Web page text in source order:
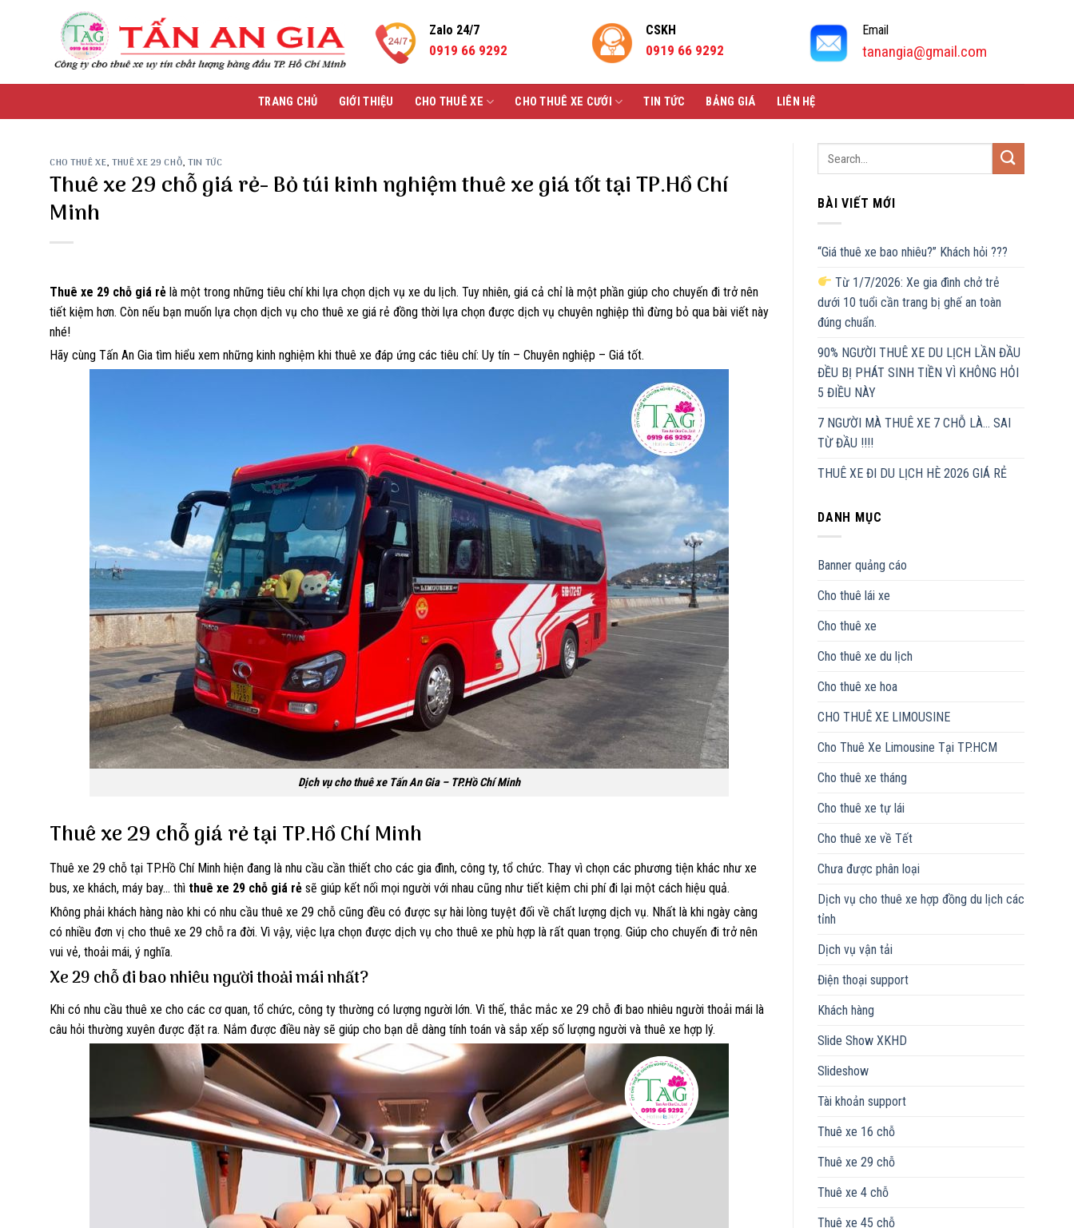
Zalo 24/7
0919 66 9292
CSKH
0919 66 9292
Email
tanangia@gmail.com
TRANG CHỦ GIỚI THIỆU CHO THUÊ XE CHO THUÊ XE CƯỚI TIN TỨC BẢNG GIÁ LIÊN HỆ
CHO THUÊ XE,THUÊ XE 29 CHỖ,TIN TỨC
Thuê xe 29 chỗ giá rẻ- Bỏ túi kinh nghiệm thuê xe giá tốt tại TP.Hồ Chí
Minh
Thuê xe 29 chỗ giá rẻ là một trong những tiêu chí khi lựa chọn dịch vụ xe du lịch. Tuy nhiên, giá cả chỉ là một phần giúp cho chuyến đi trở nên
tiết kiệm hơn. Còn nếu bạn muốn lựa chọn dịch vụ cho thuê xe giá rẻ đồng thời lựa chọn được dịch vụ chuyên nghiệp thì đừng bỏ qua bài viết này
nhé!
Hãy cùng Tấn An Gia tìm hiểu xem những kinh nghiệm khi thuê xe đáp ứng các tiêu chí: Uy tín – Chuyên nghiệp – Giá tốt.
Dịch vụ cho thuê xe Tấn An Gia – TP.Hồ Chí Minh
Thuê xe 29 chỗ giá rẻ tại TP.Hồ Chí Minh
Thuê xe 29 chỗ tại TP.Hồ Chí Minh hiện đang là nhu cầu cần thiết cho các gia đình, công ty, tổ chức. Thay vì chọn các phương tiện khác như xe
bus, xe khách, máy bay… thì thuê xe 29 chỗ giá rẻ sẽ giúp kết nối mọi người với nhau cũng như tiết kiệm chi phí đi lại một cách hiệu quả.
Không phải khách hàng nào khi có nhu cầu thuê xe 29 chỗ cũng đều có được sự hài lòng tuyệt đối về chất lượng dịch vụ. Nhất là khi ngày càng
có nhiều đơn vị cho thuê xe 29 chỗ ra đời. Vì vậy, việc lựa chọn được dịch vụ cho thuê xe phù hợp là rất quan trọng. Giúp cho chuyến đi trở nên
vui vẻ, thoải mái, ý nghĩa.
Xe 29 chỗ đi bao nhiêu người thoải mái nhất?
Khi có nhu cầu thuê xe cho các cơ quan, tổ chức, công ty thường có lượng người lớn. Vì thế, thắc mắc xe 29 chỗ đi bao nhiêu người thoải mái là
câu hỏi thường xuyên được đặt ra. Nắm được điều này sẽ giúp cho bạn dễ dàng tính toán và sắp xếp số lượng người và thuê xe hợp lý.
BÀI VIẾT MỚI
“Giá thuê xe bao nhiêu?” Khách hỏi ???
Từ 1/7/2026: Xe gia đình chở trẻ
dưới 10 tuổi cần trang bị ghế an toàn
đúng chuẩn.
90% NGƯỜI THUÊ XE DU LỊCH LẦN ĐẦU
ĐỀU BỊ PHÁT SINH TIỀN VÌ KHÔNG HỎI
5 ĐIỀU NÀY
7 NGƯỜI MÀ THUÊ XE 7 CHỖ LÀ… SAI
TỪ ĐẦU !!!!
THUÊ XE ĐI DU LỊCH HÈ 2026 GIÁ RẺ
DANH MỤC
Banner quảng cáo
Cho thuê lái xe
Cho thuê xe
Cho thuê xe du lịch
Cho thuê xe hoa
CHO THUÊ XE LIMOUSINE
Cho Thuê Xe Limousine Tại TP.HCM
Cho thuê xe tháng
Cho thuê xe tự lái
Cho thuê xe về Tết
Chưa được phân loại
Dịch vụ cho thuê xe hợp đồng du lịch các
tỉnh
Dịch vụ vận tải
Điện thoại support
Khách hàng
Slide Show XKHD
Slideshow
Tài khoản support
Thuê xe 16 chỗ
Thuê xe 29 chỗ
Thuê xe 4 chỗ
Thuê xe 45 chỗ